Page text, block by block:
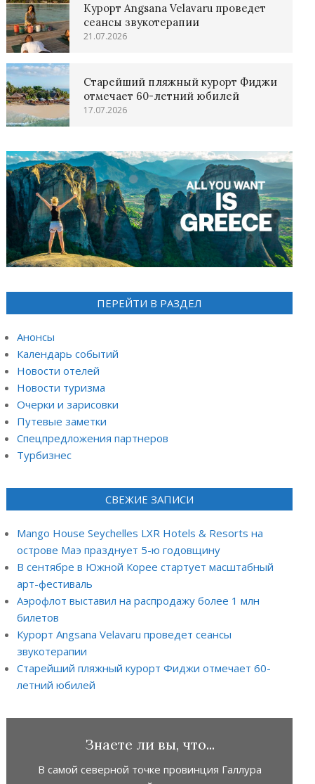
Курорт Angsana Velavaru проведет
сеансы звукотерапии
21.07.2026
Старейший пляжный курорт Фиджи
отмечает 60-летний юбилей
17.07.2026
ПЕРЕЙТИ В РАЗДЕЛ
Анонсы
Календарь событий
Новости отелей
Новости туризма
Очерки и зарисовки
Путевые заметки
Спецпредложения партнеров
Турбизнес
СВЕЖИЕ ЗАПИСИ
Mango House Seychelles LXR Hotels & Resorts на
острове Маэ празднует 5-ю годовщину
В сентябре в Южной Корее стартует масштабный
арт-фестиваль
Аэрофлот выставил на распродажу более 1 млн
билетов
Курорт Angsana Velavaru проведет сеансы
звукотерапии
Старейший пляжный курорт Фиджи отмечает 60-
летний юбилей
Знаете ли вы, что...
В самой северной точке провинция Галлура